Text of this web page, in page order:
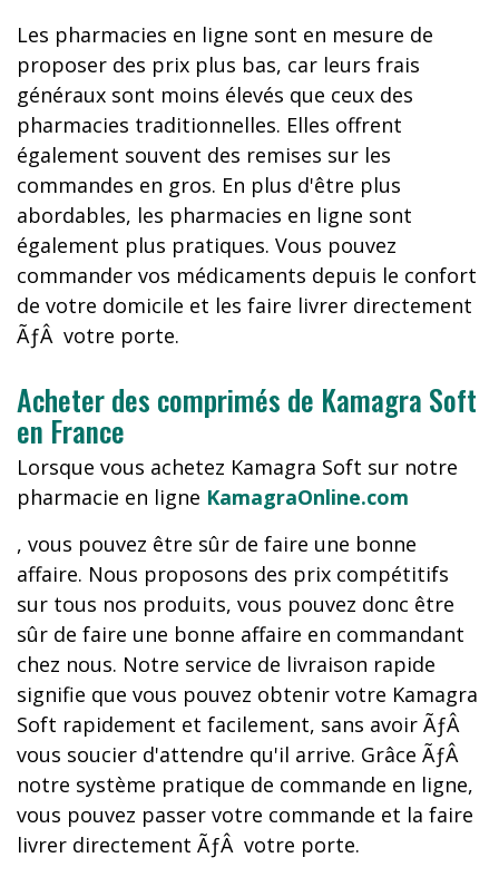
Les pharmacies en ligne sont en mesure de
proposer des prix plus bas, car leurs frais
généraux sont moins élevés que ceux des
pharmacies traditionnelles. Elles offrent
également souvent des remises sur les
commandes en gros. En plus d'être plus
abordables, les pharmacies en ligne sont
également plus pratiques. Vous pouvez
commander vos médicaments depuis le confort
de votre domicile et les faire livrer directement
ÃƒÂ votre porte.
Acheter des comprimés de Kamagra Soft
en France
Lorsque vous achetez Kamagra Soft sur notre
pharmacie en ligne KamagraOnline.com
, vous pouvez être sûr de faire une bonne
affaire. Nous proposons des prix compétitifs
sur tous nos produits, vous pouvez donc être
sûr de faire une bonne affaire en commandant
chez nous. Notre service de livraison rapide
signifie que vous pouvez obtenir votre Kamagra
Soft rapidement et facilement, sans avoir ÃƒÂ
vous soucier d'attendre qu'il arrive. Grâce ÃƒÂ
notre système pratique de commande en ligne,
vous pouvez passer votre commande et la faire
livrer directement ÃƒÂ votre porte.